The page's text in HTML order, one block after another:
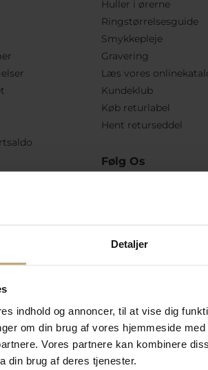
Detaljer
indhold og annoncer, til at vise dig
om din brug af vores hjemmeside
Vores partnere kan kombinere
din brug af deres tjenester.
Huller i ørerne
Ringstørrelsesguide
Smykkepleje
Gravering
Læs vores
Kundeklub
Køb returlabel
Hent returseddel
Følg Os